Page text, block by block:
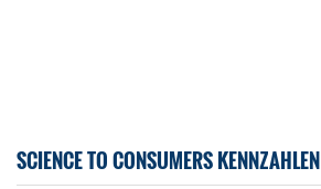
SCIENCE TO CONSUMERS KENNZAHLEN